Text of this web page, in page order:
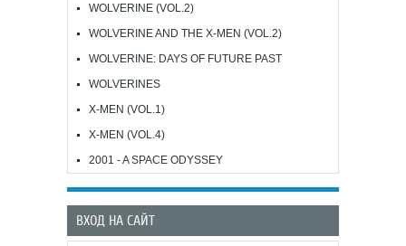
WOLVERINE (VOL.2)
WOLVERINE AND THE X-MEN (VOL.2)
WOLVERINE: DAYS OF FUTURE PAST
WOLVERINES
X-MEN (VOL.1)
X-MEN (VOL.4)
2001 - A SPACE ODYSSEY
ВХОД НА САЙТ